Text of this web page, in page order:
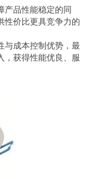
产品性能稳定的同
性价比更具竞争力的
与成本控制优势，最
，获得性能优良、服